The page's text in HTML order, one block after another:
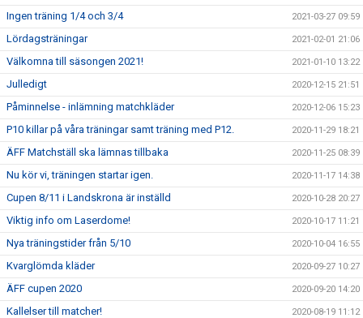
Ingen träning 1/4 och 3/4 2021-03-27 09:59
Lördagsträningar 2021-02-01 21:06
Välkomna till säsongen 2021! 2021-01-10 13:22
Julledigt 2020-12-15 21:51
Påminnelse - inlämning matchkläder 2020-12-06 15:23
P10 killar på våra träningar samt träning med P12. 2020-11-29 18:21
ÄFF Matchställ ska lämnas tillbaka 2020-11-25 08:39
Nu kör vi, träningen startar igen. 2020-11-17 14:38
Cupen 8/11 i Landskrona är inställd 2020-10-28 20:27
Viktig info om Laserdome! 2020-10-17 11:21
Nya träningstider från 5/10 2020-10-04 16:55
Kvarglömda kläder 2020-09-27 10:27
ÄFF cupen 2020 2020-09-20 14:20
Kallelser till matcher! 2020-08-19 11:12